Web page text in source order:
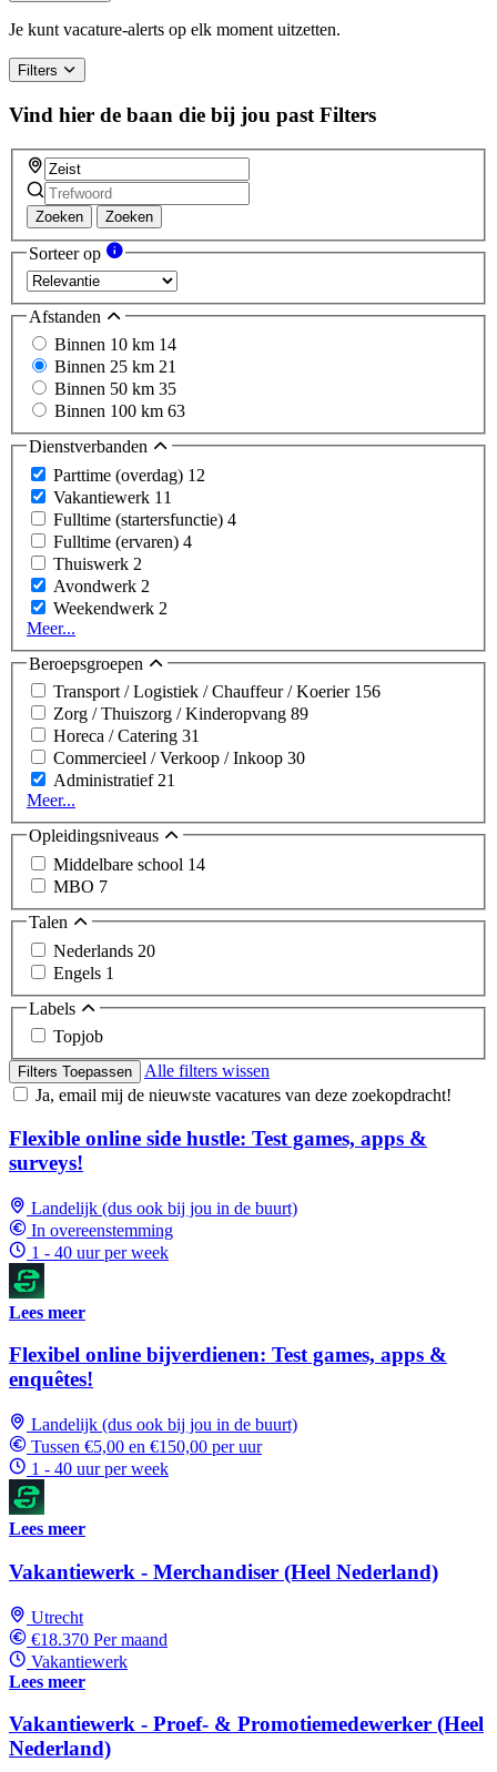
Je kunt vacature-alerts op elk moment uitzetten.
Filters
Vind hier de baan die bij jou past Filters
Zoeken Zoeken
Sorteer op
Afstanden
Binnen 10 km 14
Binnen 25 km 21
Binnen 50 km 35
Binnen 100 km 63
Dienstverbanden
Parttime (overdag) 12
Vakantiewerk 11
Fulltime (startersfunctie) 4
Fulltime (ervaren) 4
Thuiswerk 2
Avondwerk 2
Weekendwerk 2
Meer...
Beroepsgroepen
Transport / Logistiek / Chauffeur / Koerier 156
Zorg / Thuiszorg / Kinderopvang 89
Horeca / Catering 31
Commercieel / Verkoop / Inkoop 30
Administratief21
Meer...
Opleidingsniveaus
Middelbare school 14
MBO 7
Talen
Nederlands 20
Engels 1
Labels
Topjob
Filters Toepassen
Alle filters wissen
Ja, email mij de nieuwste vacatures van deze zoekopdracht!
Flexible online side hustle: Test games, apps &
surveys!
Landelijk (dus ook bij jou in de buurt)
In overeenstemming
1 - 40 uur per week
Lees meer
Flexibel online bijverdienen: Test games, apps &
enquêtes!
Landelijk (dus ook bij jou in de buurt)
Tussen €5,00 en €150,00 per uur
1 - 40 uur per week
Lees meer
Vakantiewerk - Merchandiser (Heel Nederland)
Utrecht
€18.370 Per maand
Vakantiewerk
Lees meer
Vakantiewerk - Proef- & Promotiemedewerker (Heel
Nederland)